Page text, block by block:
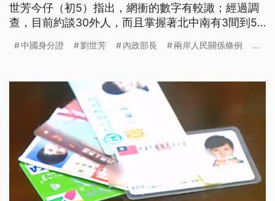
世芳今仔（初5）指出，網衝的數字有較譀；經過調
查，目前約談30外人，而且掌握著北中南有3間到5
有違反「兩岸人民關係條例」。（新聞標題、導言為
中國身分證 劉世芳 內政部長 兩岸人民關係條例 ...